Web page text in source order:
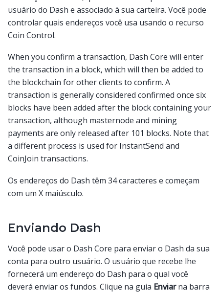
usuário do Dash e associado à sua carteira. Você pode
controlar quais endereços você usa usando o recurso
Coin Control.
When you confirm a transaction, Dash Core will enter
the transaction in a block, which will then be added to
the blockchain for other clients to confirm. A
transaction is generally considered confirmed once six
blocks have been added after the block containing your
transaction, although masternode and mining
payments are only released after 101 blocks. Note that
a different process is used for InstantSend and
CoinJoin transactions.
Os endereços do Dash têm 34 caracteres e começam
com um X maiúsculo.
Enviando Dash
Você pode usar o Dash Core para enviar o Dash da sua
conta para outro usuário. O usuário que recebe lhe
fornecerá um endereço do Dash para o qual você
deverá enviar os fundos. Clique na guia Enviarna barra